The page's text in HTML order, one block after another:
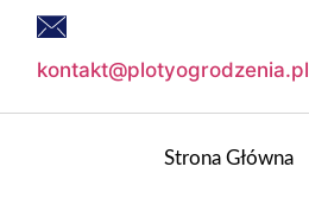
kontakt@plotyogrodzenia.pl
Strona Główna